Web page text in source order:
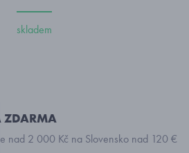
skladem
ZDARMA
nad 2 000 Kč na Slovensko nad 120 €